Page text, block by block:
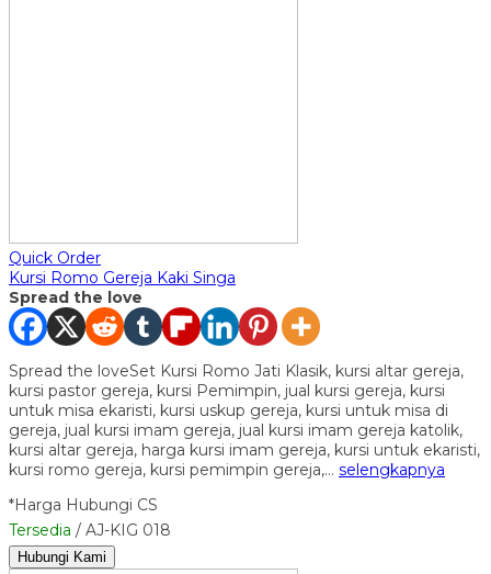
Quick Order
Kursi Romo Gereja Kaki Singa
Spread the love
Spread the loveSet Kursi Romo Jati Klasik, kursi altar gereja,
kursi pastor gereja, kursi Pemimpin, jual kursi gereja, kursi
untuk misa ekaristi, kursi uskup gereja, kursi untuk misa di
gereja, jual kursi imam gereja, jual kursi imam gereja katolik,
kursi altar gereja, harga kursi imam gereja, kursi untuk ekaristi,
kursi romo gereja, kursi pemimpin gereja,… selengkapnya
*Harga Hubungi CS
Tersedia / AJ-KIG 018
Hubungi Kami